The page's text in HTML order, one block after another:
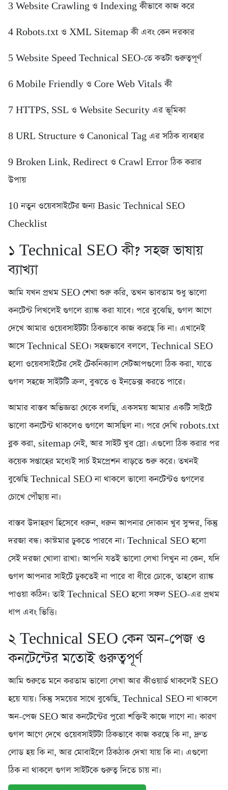
3️ Website Crawling ও Indexing কীভাবে কাজ করে
4️ Robots.txt ও XML Sitemap কী এবং কেন দরকার
5️ Website Speed Technical SEO-তে কতটা গুরুত্বপূর্ণ
6️ Mobile Friendly ও Core Web Vitals কী
7️ HTTPS, SSL ও Website Security এর ভূমিকা
8️ URL Structure ও Canonical Tag এর সঠিক ব্যবহার
9️ Broken Link, Redirect ও Crawl Error ঠিক করার
উপায়
10 নতুন ওয়েবসাইটের জন্য Basic Technical SEO
Checklist
১️ Technical SEO কী? সহজ ভাষায়
ব্যাখ্যা
আমি যখন প্রথম SEO শেখা শুরু করি, তখন ভাবতাম শুধু ভালো
কনটেন্ট লিখলেই গুগলে র‍্যাঙ্ক করা যাবে। পরে বুঝেছি, গুগল আগে
দেখে আমার ওয়েবসাইটটা ঠিকভাবে কাজ করছে কি না। এখানেই
আসে Technical SEO। সহজভাবে বললে, Technical SEO
হলো ওয়েবসাইটের সেই টেকনিক্যাল সেটআপগুলো ঠিক করা, যাতে
গুগল সহজে সাইটটি ক্রল, বুঝতে ও ইনডেক্স করতে পারে।
আমার বাস্তব অভিজ্ঞতা থেকে বলছি, একসময় আমার একটি সাইটে
ভালো কনটেন্ট থাকলেও গুগলে আসছিল না। পরে দেখি robots.txt
ব্লক করা, sitemap নেই, আর সাইট খুব স্লো। এগুলো ঠিক করার পর
কয়েক সপ্তাহের মধ্যেই সার্চ ইমপ্রেশন বাড়তে শুরু করে। তখনই
বুঝেছি Technical SEO না থাকলে ভালো কনটেন্টও গুগলের
চোখে পৌঁছায় না।
বাস্তব উদাহরণ হিসেবে ধরুন, ধরুন আপনার দোকান খুব সুন্দর, কিন্তু
দরজা বন্ধ। কাস্টমার ঢুকতে পারবে না। Technical SEO হলো
সেই দরজা খোলা রাখা। আপনি যতই ভালো লেখা লিখুন না কেন, যদি
গুগল আপনার সাইটে ঢুকতেই না পারে বা ধীরে ঢোকে, তাহলে র‍্যাঙ্ক
পাওয়া কঠিন। তাই Technical SEO হলো সফল SEO-এর প্রথম
ধাপ এবং ভিত্তি।
২️ Technical SEO কেন অন-পেজ ও
কনটেন্টের মতোই গুরুত্বপূর্ণ
আমি শুরুতে মনে করতাম ভালো লেখা আর কীওয়ার্ড থাকলেই SEO
হয়ে যায়। কিন্তু সময়ের সাথে বুঝেছি, Technical SEO না থাকলে
অন-পেজ SEO আর কনটেন্টের পুরো শক্তিই কাজে লাগে না। কারণ
গুগল আগে দেখে ওয়েবসাইটটা ঠিকভাবে কাজ করছে কি না, দ্রুত
লোড হয় কি না, আর মোবাইলে ঠিকঠাক দেখা যায় কি না। এগুলো
ঠিক না থাকলে গুগল সাইটকে গুরুত্ব দিতে চায় না।